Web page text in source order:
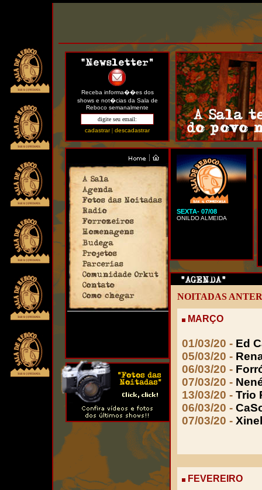
Receba informa��es dos
shows e not�cias da Sala de
Reboco semanalmente
cadastrar| descadastrar
Rua Gregorio Junior, 264, Cordeiro,
Recife, Pernambuco, Fone: 81-
3228.7052
SEXTA- 07/08
ONILDO ALMEIDA
NOITADAS
MARÇO
01/03/20 - Ed
05/03/20 -
06/03/20 -
07/03/20 -
13/03/20 - Trio
06/03/20 -
07/03/20 -
FEVEREIRO